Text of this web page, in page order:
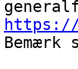
https://